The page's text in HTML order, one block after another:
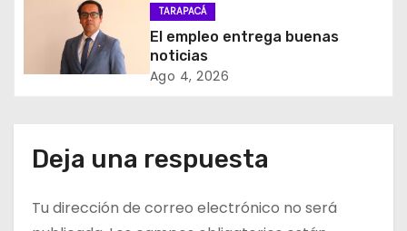
e
t
a
TARAPACÁ
El empleo entrega buenas
noticias
Ago 4, 2026
Deja una respuesta
Tu dirección de correo electrónico no será